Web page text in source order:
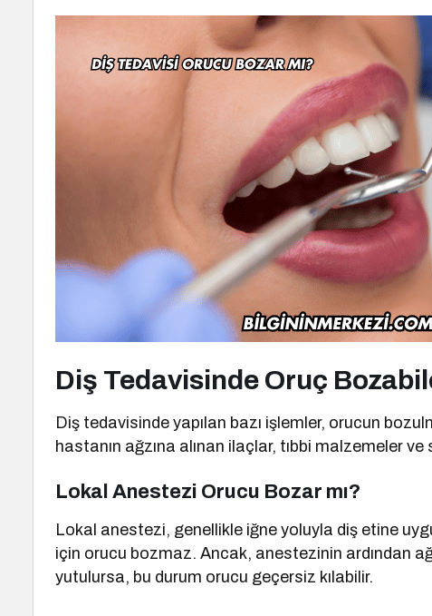
Diş Tedavisinde Oruç
Diş tedavisinde yapılan bazı işlemler, orucun
hastanın ağzına alınan ilaçlar, tıbbi malzemeler ve
Lokal Anestezi Orucu Bozar mı?
Lokal anestezi, genellikle iğne yoluyla diş etine
için orucu bozmaz. Ancak, anestezinin ardından
yutulursa, bu durum orucu geçersiz kılabilir.